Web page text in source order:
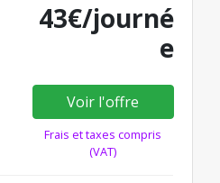
43€/journé
e
Voir l'offre
Frais et taxes compris
(VAT)